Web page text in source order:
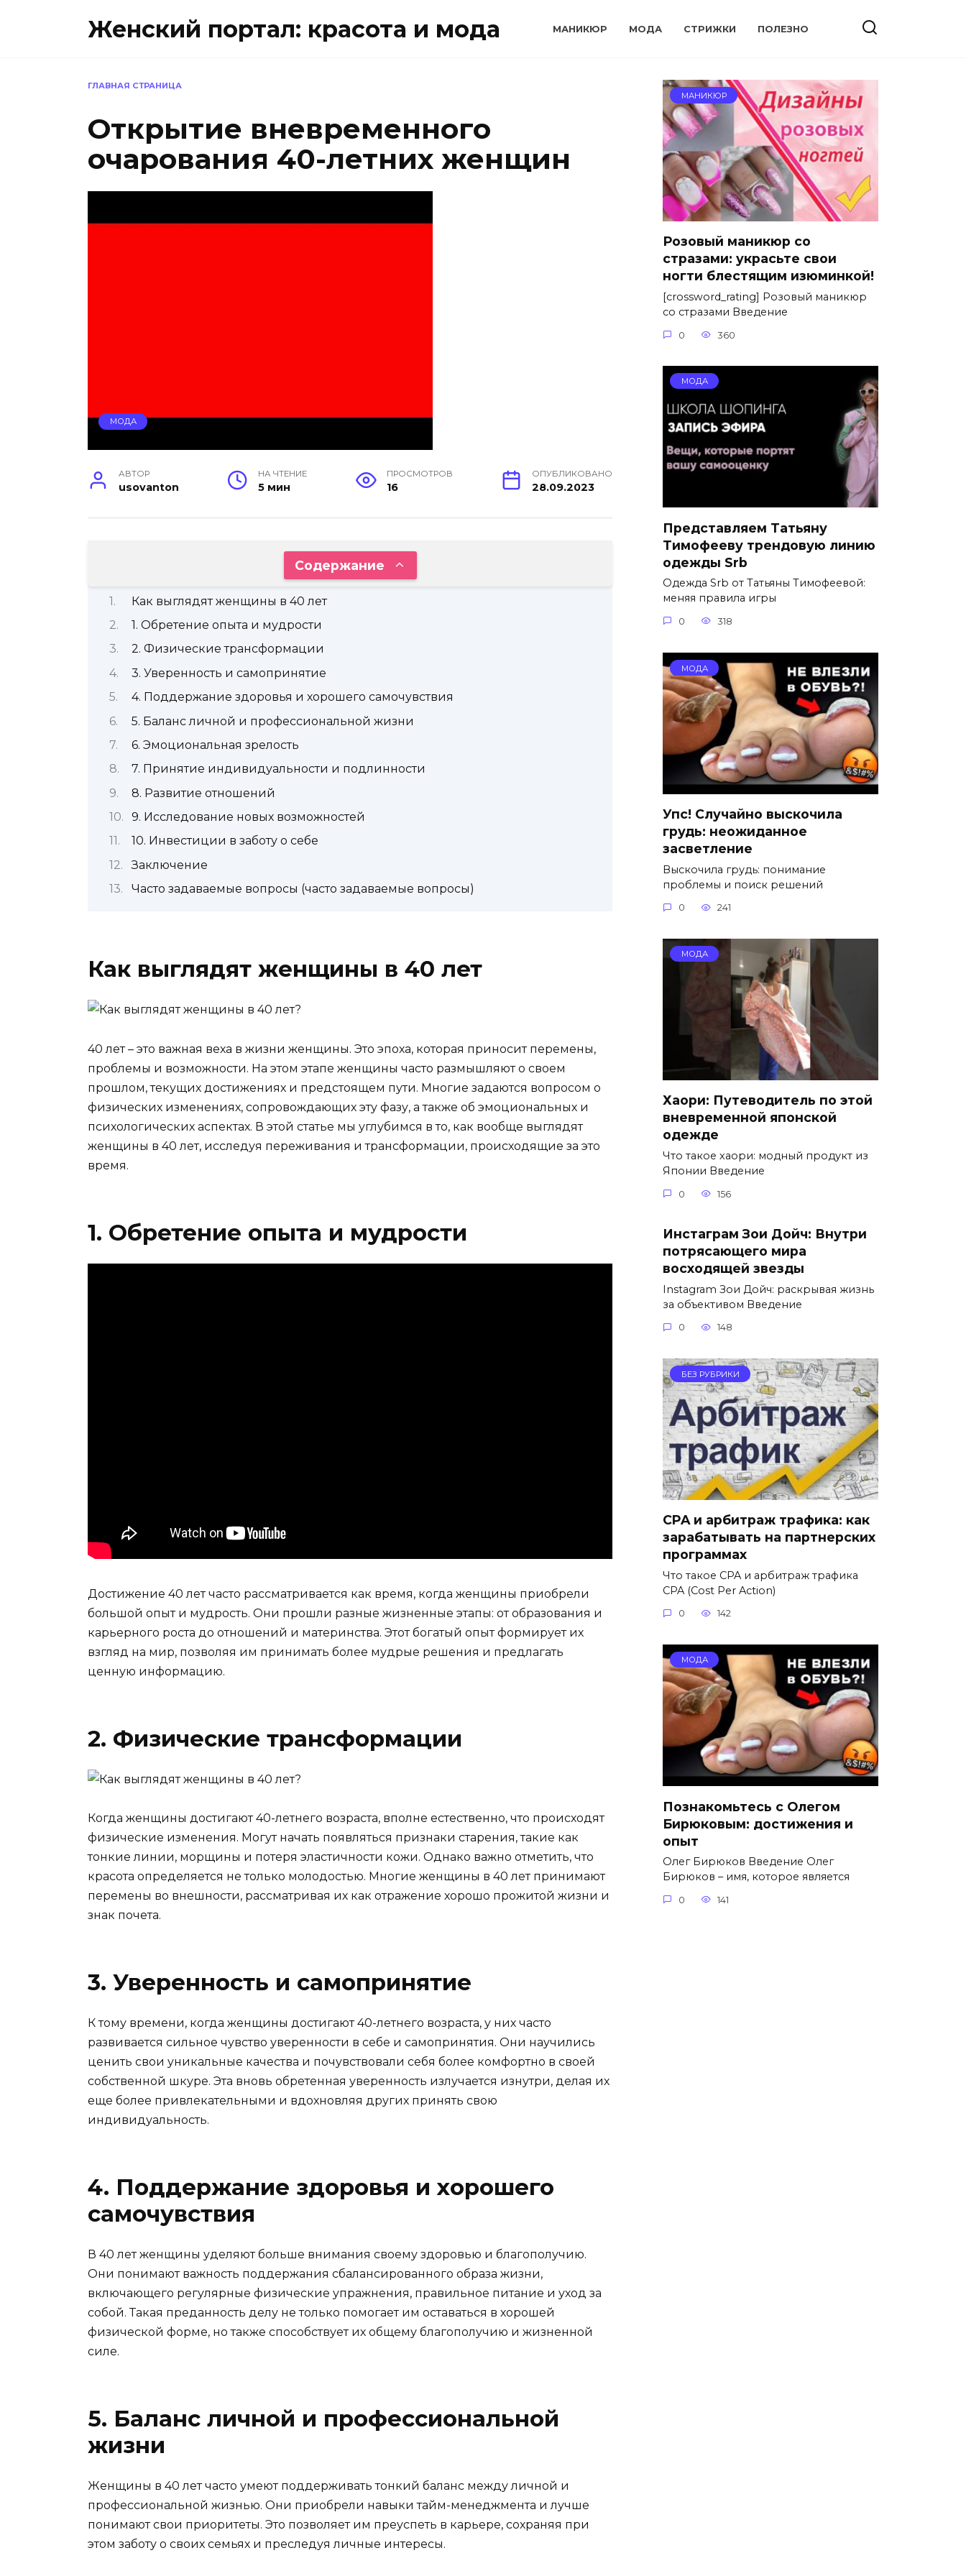
Женский портал: красота и мода МАНИКЮР МОДА СТРИЖКИ ПОЛЕЗНО
ГЛАВНАЯ СТРАНИЦА
Открытие вневременного
очарования 40-летних женщин
МОДА
АВТОР
usovanton
НА ЧТЕНИЕ
5 мин
ПРОСМОТРОВ
16
ОПУБЛИКОВАНО
28.09.2023
Содержание
Как выглядят женщины в 40 лет
1. Обретение опыта и мудрости
2. Физические трансформации
3. Уверенность и самопринятие
4. Поддержание здоровья и хорошего самочувствия
5. Баланс личной и профессиональной жизни
6. Эмоциональная зрелость
7. Принятие индивидуальности и подлинности
8. Развитие отношений
9. Исследование новых возможностей
10. Инвестиции в заботу о себе
Заключение
Часто задаваемые вопросы (часто задаваемые вопросы)
Как выглядят женщины в 40 лет
40 лет – это важная веха в жизни женщины. Это эпоха, которая приносит перемены,
проблемы и возможности. На этом этапе женщины часто размышляют о своем
прошлом, текущих достижениях и предстоящем пути. Многие задаются вопросом о
физических изменениях, сопровождающих эту фазу, а также об эмоциональных и
психологических аспектах. В этой статье мы углубимся в то, как вообще выглядят
женщины в 40 лет, исследуя переживания и трансформации, происходящие за это
время.
1. Обретение опыта и мудрости
Достижение 40 лет часто рассматривается как время, когда женщины приобрели
большой опыт и мудрость. Они прошли разные жизненные этапы: от образования и
карьерного роста до отношений и материнства. Этот богатый опыт формирует их
взгляд на мир, позволяя им принимать более мудрые решения и предлагать
ценную информацию.
2. Физические трансформации
Когда женщины достигают 40-летнего возраста, вполне естественно, что происходят
физические изменения. Могут начать появляться признаки старения, такие как
тонкие линии, морщины и потеря эластичности кожи. Однако важно отметить, что
красота определяется не только молодостью. Многие женщины в 40 лет принимают
перемены во внешности, рассматривая их как отражение хорошо прожитой жизни и
знак почета.
3. Уверенность и самопринятие
К тому времени, когда женщины достигают 40-летнего возраста, у них часто
развивается сильное чувство уверенности в себе и самопринятия. Они научились
ценить свои уникальные качества и почувствовали себя более комфортно в своей
собственной шкуре. Эта вновь обретенная уверенность излучается изнутри, делая их
еще более привлекательными и вдохновляя других принять свою
индивидуальность.
4. Поддержание здоровья и хорошего
самочувствия
В 40 лет женщины уделяют больше внимания своему здоровью и благополучию.
Они понимают важность поддержания сбалансированного образа жизни,
включающего регулярные физические упражнения, правильное питание и уход за
собой. Такая преданность делу не только помогает им оставаться в хорошей
физической форме, но также способствует их общему благополучию и жизненной
силе.
5. Баланс личной и профессиональной
жизни
Женщины в 40 лет часто умеют поддерживать тонкий баланс между личной и
профессиональной жизнью. Они приобрели навыки тайм-менеджмента и лучше
понимают свои приоритеты. Это позволяет им преуспеть в карьере, сохраняя при
этом заботу о своих семьях и преследуя личные интересы.
МАНИКЮР
Розовый маникюр со
стразами: украсьте свои
ногти блестящим изюминкой!
[crossword_rating] Розовый маникюр
со стразами Введение
0 360
МОДА
Представляем Татьяну
Тимофееву трендовую линию
одежды Srb
Одежда Srb от Татьяны Тимофеевой:
меняя правила игры
0 318
МОДА
Упс! Случайно выскочила
грудь: неожиданное
засветление
Выскочила грудь: понимание
проблемы и поиск решений
0 241
МОДА
Хаори: Путеводитель по этой
вневременной японской
одежде
Что такое хаори: модный продукт из
Японии Введение
0 156
Инстаграм Зои Дойч: Внутри
потрясающего мира
восходящей звезды
Instagram Зои Дойч: раскрывая жизнь
за объективом Введение
0 148
БЕЗ РУБРИКИ
CPA и арбитраж трафика: как
зарабатывать на партнерских
программах
Что такое CPA и арбитраж трафика
CPA (Cost Per Action)
0 142
МОДА
Познакомьтесь с Олегом
Бирюковым: достижения и
опыт
Олег Бирюков Введение Олег
Бирюков – имя, которое является
0 141